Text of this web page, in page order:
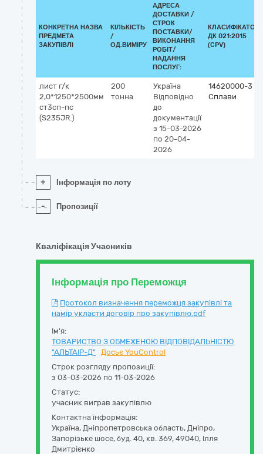
КОНКРЕТНА НАЗВА
ПРЕДМЕТА
ЗАКУПІВЛІ
КІЛЬКІСТЬ
/
ОД.ВИМІРУ
АДРЕСА
ДОСТАВКИ /
СТРОК
ПОСТАВКИ/
ВИКОНАННЯ
РОБІТ/
НАДАННЯ
ПОСЛУГ:
КЛАСИФІКАТОР
ДК 021:2015
(CPV)
лист г/к
2,0*1250*2500мм
ст3сп-пс
(S235JR.)
200
тонна
Україна
Відповідно
до
документації
з 15-03-2026
по 20-04-
2026
14620000-3
Сплави
+ Інформація по лоту
- Пропозиції
Кваліфікація Учасників
Інформація про Переможця
Протокол визначення переможця закупівлі та
намір укласти договір про закупівлю.pdf
Ім'я:
ТОВАРИСТВО З ОБМЕЖЕНОЮ ВІДПОВІДАЛЬНІСТЮ
"АЛЬТАІР-Д"
Досьє YouControl
Строк розгляду пропозиції:
з 03-03-2026 по 11-03-2026
Статус:
учасник виграв закупівлю
Контактна інформація:
Україна, Дніпропетровська область, Дніпро,
Запорізьке шосе, буд. 40, кв. 369, 49040, Ілля
Дмитрієнко